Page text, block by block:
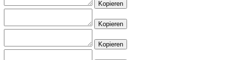
Kopieren
Kopieren
Kopieren